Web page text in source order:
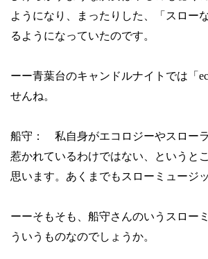
ようになり、まったりした、「スロー
るようになっていたのです。
ーー青葉台のキャンドルナイトでは「
せんね。
船守： 私自身がエコロジーやスロー
惹かれているわけではない、というと
思います。あくまでもスローミュージ
ーーそもそも、船守さんのいうスロー
ういうものなのでしょうか。